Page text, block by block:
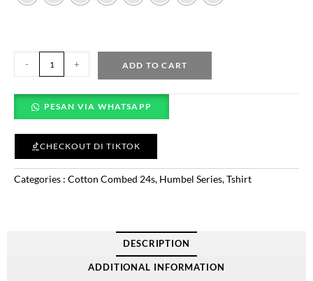
- + ADD TO CART
PESAN VIA WHATSAPP
CHECKOUT DI TIKTOK
Categories : Cotton Combed 24s, Humbel Series,Tshirt
DESCRIPTION
ADDITIONAL INFORMATION